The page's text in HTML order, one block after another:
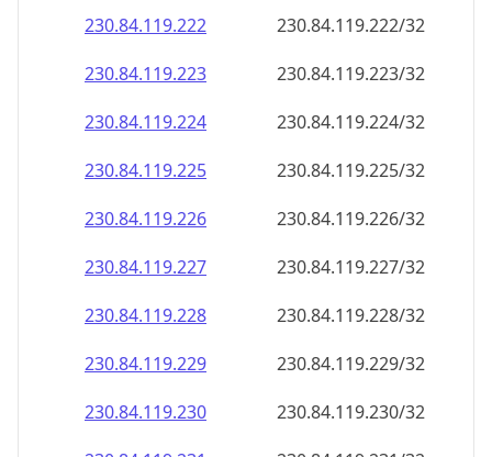
230.84.119.222
230.84.119.222/32
230.84.119.223
230.84.119.223/32
230.84.119.224
230.84.119.224/32
230.84.119.225
230.84.119.225/32
230.84.119.226
230.84.119.226/32
230.84.119.227
230.84.119.227/32
230.84.119.228
230.84.119.228/32
230.84.119.229
230.84.119.229/32
230.84.119.230
230.84.119.230/32
230.84.119.231
230.84.119.231/32